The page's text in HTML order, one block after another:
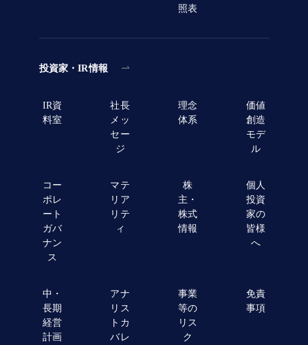
照表
投資家・IR情報
IR資
料室
社長
メッ
セー
ジ
理念
体系
価値
創造
モデ
ル
コー
ポレ
ート
ガバ
ナン
ス
マテ
リア
リテ
ィ
株
主・
株式
情報
個人
投資
家の
皆様
へ
中・
長期
経営
計画
アナ
リス
トカ
バレ
事業
等の
リス
ク
免責
事項